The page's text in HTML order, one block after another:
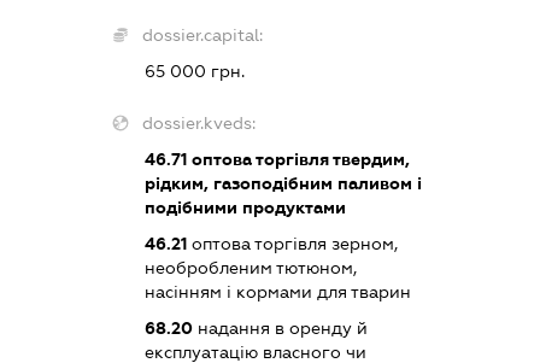
dossier.capital:
65 000 грн.
dossier.kveds:
46.71 оптова торгівля твердим,
рідким, газоподібним паливом і
подібними продуктами
46.21 оптова торгівля зерном,
необробленим тютюном,
насінням і кормами для тварин
68.20 надання в оренду й
експлуатацію власного чи